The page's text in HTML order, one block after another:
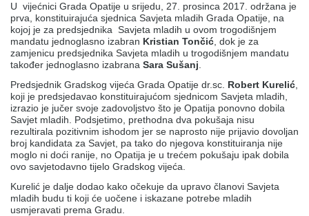
U vijećnici Grada Opatije u srijedu, 27. prosinca 2017. održana je
prva, konstituirajuća sjednica Savjeta mladih Grada Opatije, na
kojoj je za predsjednika Savjeta mladih u ovom trogodišnjem
mandatu jednoglasno izabran Kristian Tončić , dok je za
zamjenicu predsjednika Savjeta mladih u trogodišnjem mandatu
također jednoglasno izabrana Sara Sušanj
Predsjednik Gradskog vijeća Grada Opatije dr.sc. Robert Kurelić
koji je predsjedavao konstituirajućom sjednicom Savjeta mladih,
izrazio je jučer svoje zadovoljstvo što je Opatija ponovno dobila
Savjet mladih. Podsjetimo, prethodna dva pokušaja nisu
rezultirala pozitivnim ishodom jer se naprosto nije prijavio dovoljan
broj kandidata za Savjet, pa tako do njegova konstituiranja nije
moglo ni doći ranije, no Opatija je u trećem pokušaju ipak dobila
ovo savjetodavno tijelo Gradskog vijeća.
Kurelić je dalje dodao kako očekuje da upravo članovi Savjeta
mladih budu ti koji će uočene i iskazane potrebe mladih
usmjeravati prema Gradu.